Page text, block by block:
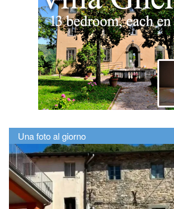
Una foto al giorno